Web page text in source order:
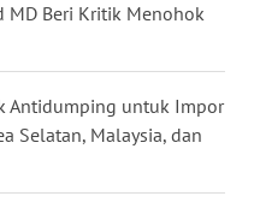
MD Beri Kritik Menohok
Antidumping untuk Impor
Selatan, Malaysia, dan